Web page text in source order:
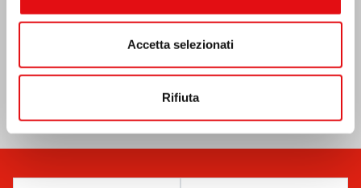
Accetta selezionati
Rifiuta